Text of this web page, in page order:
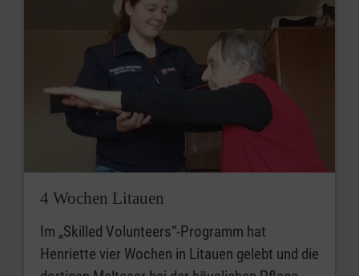
4 Wochen Litauen
Im „Skilled Volunteers“-Programm hat
Henriette vier Wochen in Litauen gelebt und die